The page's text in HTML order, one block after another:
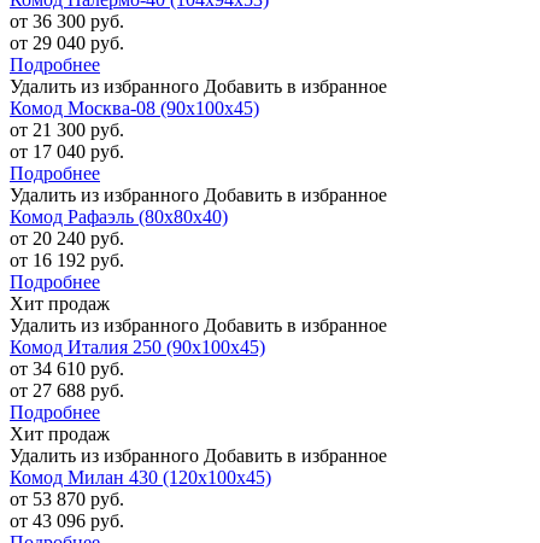
от 36 300 руб.
от 29 040 руб.
Подробнее
Удалить из избранного Добавить в избранное
Комод Москва-08 (90х100х45)
от 21 300 руб.
от 17 040 руб.
Подробнее
Удалить из избранного Добавить в избранное
Комод Рафаэль (80х80х40)
от 20 240 руб.
от 16 192 руб.
Подробнее
Хит продаж
Удалить из избранного Добавить в избранное
Комод Италия 250 (90х100х45)
от 34 610 руб.
от 27 688 руб.
Подробнее
Хит продаж
Удалить из избранного Добавить в избранное
Комод Милан 430 (120х100х45)
от 53 870 руб.
от 43 096 руб.